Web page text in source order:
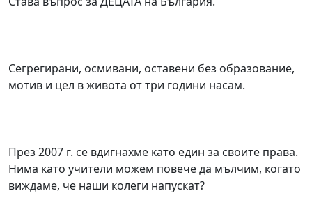
Сегрегирани, осмивани, оставени без образование,
мотив и цел в живота от три години насам.
През 2007 г. се вдигнахме като един за своите права.
Нима като учители можем повече да мълчим, когато
виждаме, че наши колеги напускат?